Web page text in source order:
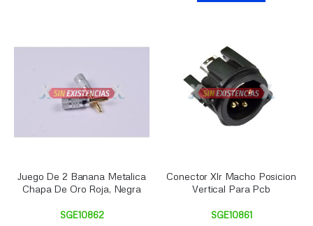
Juego De 2 Banana Metalica
Chapa De Oro Roja, Negra
SGE10862
Conector Xlr Macho Posicion
Vertical Para Pcb
SGE10861